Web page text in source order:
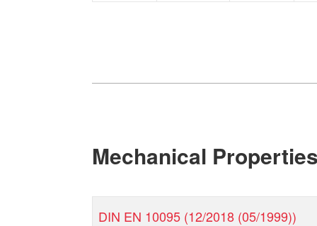
Mechanical
DIN EN 10095 (12/2018 (05/1999))